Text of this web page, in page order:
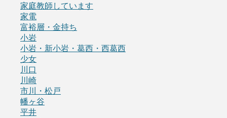
家庭教師しています
家電
富裕層・金持ち
小岩
小岩・新小岩・葛西・西葛西
少女
川口
川崎
市川・松戸
幡ヶ谷
平井